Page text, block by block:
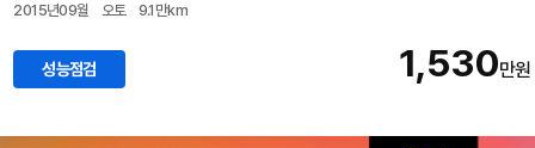
2015년09월 오토 9.1만km
성능점검 1,530만원